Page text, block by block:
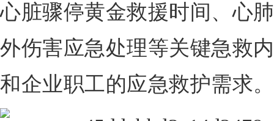
心脏骤停黄金救援时间、心
外伤害应急处理等关键急救
和企业职工的应急救护需求。